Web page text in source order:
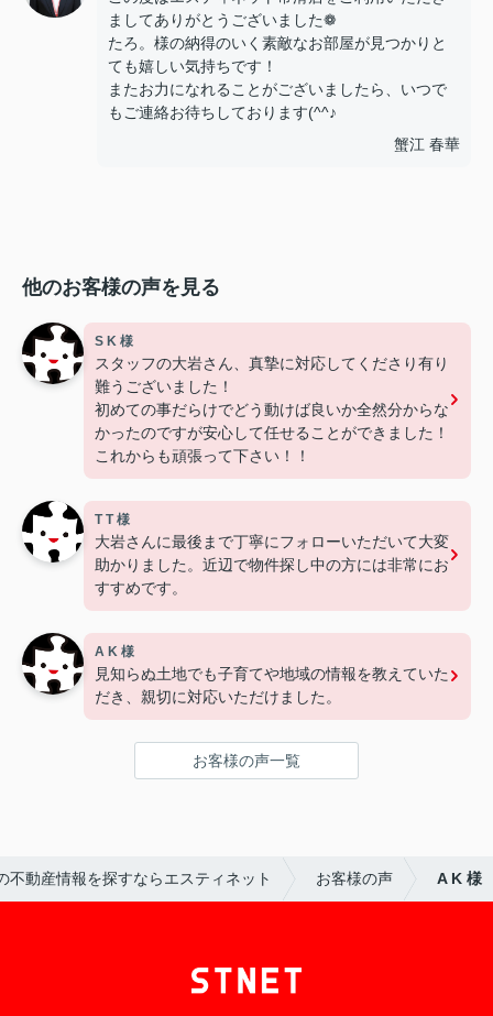
ましてありがとうございました❁
たろ。様の納得のいく素敵なお部屋が見つかりと
ても嬉しい気持ちです！
またお力になれることがございましたら、いつで
もご連絡お待ちしております(^^♪
蟹江 春華
他のお客様の声を見る
S K 様
スタッフの大岩さん、真摯に対応してくださり有り
難うございました！
初めての事だらけでどう動けば良いか全然分からな
かったのですが安心して任せることができました！
これからも頑張って下さい！！
T T 様
大岩さんに最後まで丁寧にフォローいただいて大変
助かりました。近辺で物件探し中の方には非常にお
すすめです。
A K 様
見知らぬ土地でも子育てや地域の情報を教えていた
だき、親切に対応いただけました。
お客様の声一覧
不動産情報を探すならエスティネット お客様の声 A K 様